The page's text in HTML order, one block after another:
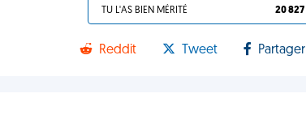
TU L'AS BIEN MÉRITÉ 20 827
Reddit Tweet Partager